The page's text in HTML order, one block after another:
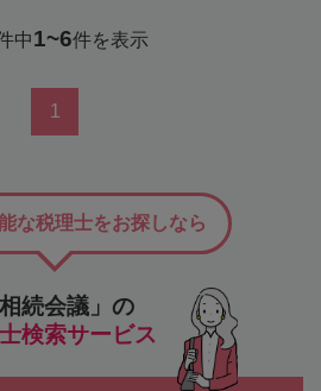
中1~6件を表示
1
相続会議」の
検索サービス
な税理士をお探しなら